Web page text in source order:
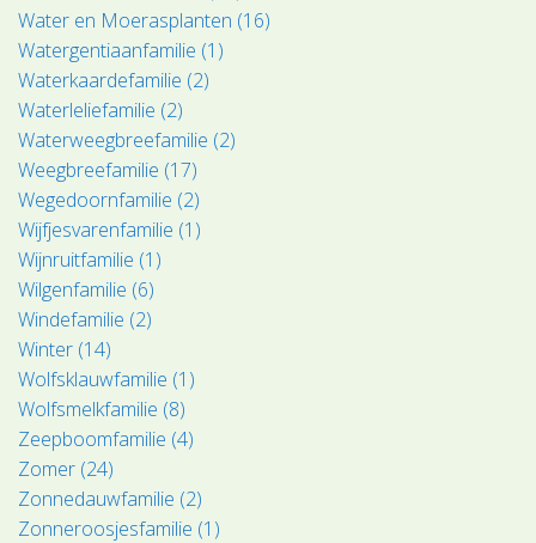
Water en Moerasplanten (16)
Watergentiaanfamilie (1)
Waterkaardefamilie (2)
Waterleliefamilie (2)
Waterweegbreefamilie (2)
Weegbreefamilie (17)
Wegedoornfamilie (2)
Wijfjesvarenfamilie (1)
Wijnruitfamilie (1)
Wilgenfamilie (6)
Windefamilie (2)
Winter (14)
Wolfsklauwfamilie (1)
Wolfsmelkfamilie (8)
Zeepboomfamilie (4)
Zomer (24)
Zonnedauwfamilie (2)
Zonneroosjesfamilie (1)